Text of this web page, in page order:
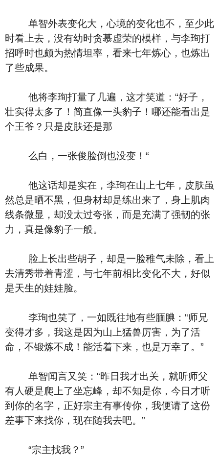
单智外表变化大，心境的变化也不，至少此
时看上去，没有幼时贪慕虚荣的模样，与李珣打
招呼时也颇为热情坦率，看来七年炼心，也炼出
了些成果。
他将李珣打量了几遍，这才笑道：“好子，
壮实得太多了！简直像一头豹子！哪还能看出是
个王爷？只是皮肤还是那
么白，一张俊脸倒也没变！“
他这话却是实在，李珣在山上七年，皮肤虽
然总是晒不黑，但身材却是练出来了，身上肌肉
线条微显，却没太过夸张，而是充满了强韧的张
力，真是像豹子一般。
脸上长出些胡子，却是一脸稚气未除，看上
去清秀带着青涩，与七年前相比变化不大，好似
是天生的娃娃脸。
李珣也笑了，一如既往地有些腼腆：“师兄
变得才多，我这是因为山上猛兽厉害，为了活
命，不锻炼不成！能活着下来，也是万幸了。”
单智闻言又笑：“昨日我才出关，就听师父
有人硬是爬上了坐忘峰，却不知是你，今日才听
到你的名字，正好宗主有事传你，我便请了这份
差事下来找你，现在随我去吧。”
“宗主找我？”